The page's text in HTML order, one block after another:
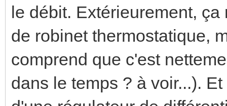
le débit. Extérieurement,
de robinet thermostatique,
comprend que c'est
dans le temps ? à voir...).